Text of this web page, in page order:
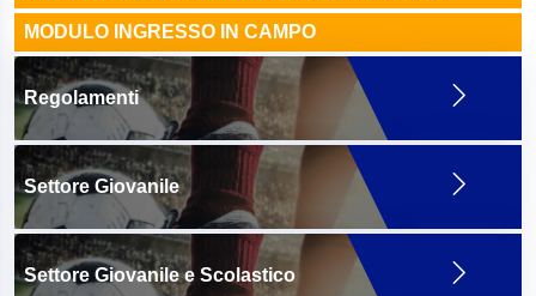
MODULO INGRESSO IN CAMPO
Regolamenti
Settore Giovanile
Settore Giovanile e Scolastico